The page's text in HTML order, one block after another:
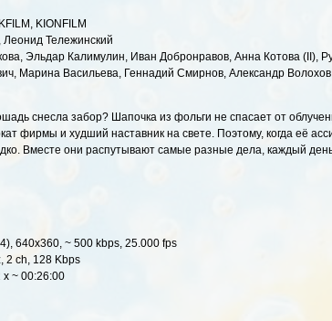
KIONFILM
Тележинский
Эльдар Калимулин, Иван Добронравов, Анна Котова (II),
Марина Васильева, Геннадий Смирнов, Александр
снесла забор? Шапочка из фольги не спасает от
фирмы и худший наставник на свете. Поэтому, когда её
Вместе они распутывают самые разные дела, каждый
640x360, ~ 500 kbps, 25.000 fps
2 ch, 128 Kbps
x ~ 00:26:00